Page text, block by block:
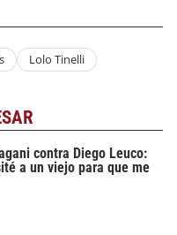
Lolo Tinelli
contra Diego Leuco:
a un viejo para que me